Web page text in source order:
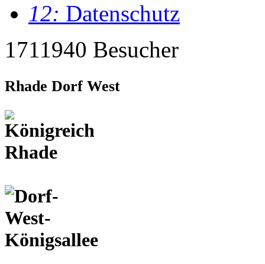
12: Datenschutz
1711940 Besucher
Rhade Dorf West